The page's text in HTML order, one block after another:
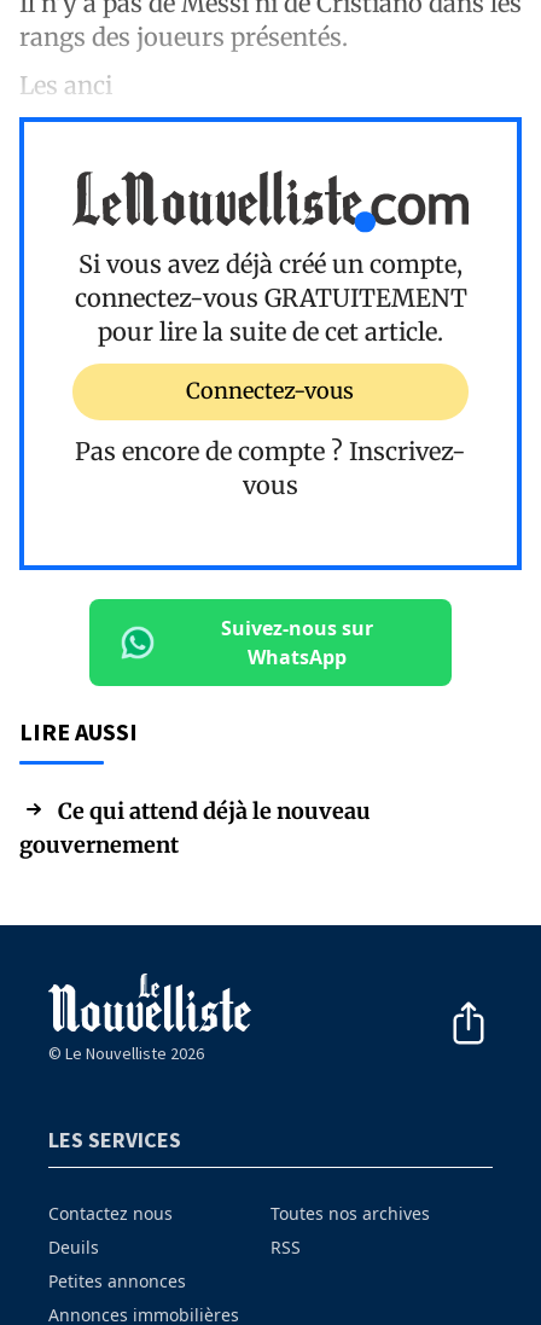
rangs des joueurs présentés.
Les anci
Si vous avez déjà créé un compte,
connectez-vous GRATUITEMENT
pour lire la suite de cet article.
Connectez-vous
Pas encore de compte ? Inscrivez-
vous
Suivez-nous sur
WhatsApp
LIRE AUSSI
Ce qui attend déjà le nouveau
gouvernement
© Le Nouvelliste 2026
LES SERVICES
Contactez nous
Deuils
Petites annonces
Annonces immobilières
Toutes nos archives
RSS